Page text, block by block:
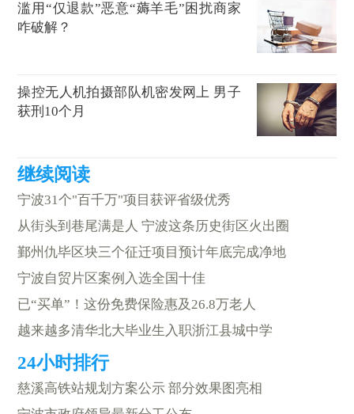
滥用“仅退款”恶意“薅羊毛”困扰商家
咋破解？
操控无人机拍摄部队机密发网上 男子
获刑10个月
宁波31个"百千万"项目获评省级优秀
从街头到巷尾满是人 宁波这条历史街区火出圈
鄞州仇毕区块三个征迁项目预计年底完成净地
宁波自贸片区案例入选全国十佳
已“买单”！这份免费保险惠及26.8万老人
越来越多清华北大毕业生入职浙江县城中学
慈溪高铁站规划方案公示 部分效果图亮相